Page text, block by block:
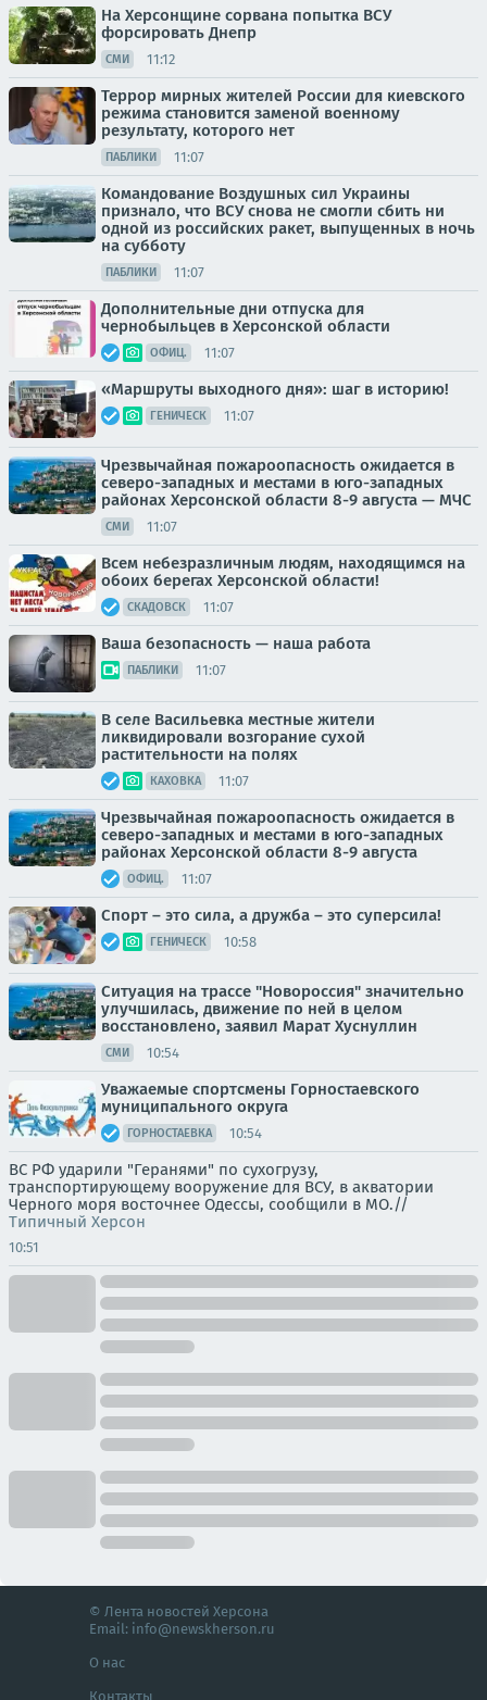
На Херсонщине сорвана попытка ВСУ
форсировать Днепр
СМИ 11:12
Террор мирных жителей России для киевского
режима становится заменой военному
результату, которого нет
ПАБЛИКИ 11:07
Командование Воздушных сил Украины
признало, что ВСУ снова не смогли сбить ни
одной из российских ракет, выпущенных в ночь
на субботу
ПАБЛИКИ 11:07
Дополнительные дни отпуска для
чернобыльцев в Херсонской области
ОФИЦ. 11:07
«Маршруты выходного дня»: шаг в историю!
ГЕНИЧЕСК 11:07
Чрезвычайная пожароопасность ожидается в
северо-западных и местами в юго-западных
районах Херсонской области 8-9 августа — МЧС
СМИ 11:07
Всем небезразличным людям, находящимся на
обоих берегах Херсонской области!
СКАДОВСК 11:07
Ваша безопасность — наша работа
ПАБЛИКИ 11:07
В селе Васильевка местные жители
ликвидировали возгорание сухой
растительности на полях
КАХОВКА 11:07
Чрезвычайная пожароопасность ожидается в
северо-западных и местами в юго-западных
районах Херсонской области 8-9 августа
ОФИЦ. 11:07
Спорт – это сила, а дружба – это суперсила!
ГЕНИЧЕСК 10:58
Ситуация на трассе "Новороссия" значительно
улучшилась, движение по ней в целом
восстановлено, заявил Марат Хуснуллин
СМИ 10:54
Уважаемые спортсмены Горностаевского
муниципального округа
ГОРНОСТАЕВКА 10:54
ВС РФ ударили "Геранями" по сухогрузу,
транспортирующему вооружение для ВСУ, в акватории
Черного моря восточнее Одессы, сообщили в МО.//
Типичный Херсон
10:51
© Лента новостей Херсона
Email: info@newskherson.ru
О нас
Контакты